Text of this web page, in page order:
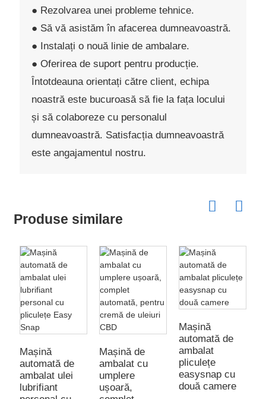
● Rezolvarea unei probleme tehnice.
● Să vă asistăm în afacerea dumneavoastră.
● Instalați o nouă linie de ambalare.
● Oferirea de suport pentru producție.
Întotdeauna orientați către client, echipa
noastră este bucuroasă să fie la fața locului
și să colaboreze cu personalul
dumneavoastră. Satisfacția dumneavoastră
este angajamentul nostru.
Produse similare
Mașină
automată de
ambalat ulei
lubrifiant
Mașină de
ambalat cu
umplere
ușoară,
Mașină
automată de
ambalat
pliculețe
easysnap cu
două camere